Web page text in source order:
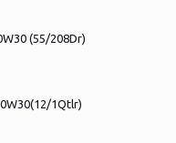
(55/208Dr)
1Qtlr)